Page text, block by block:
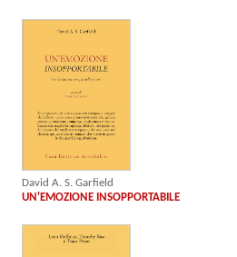
David A. S. Garfield
UN'EMOZIONE INSOPPORTABILE